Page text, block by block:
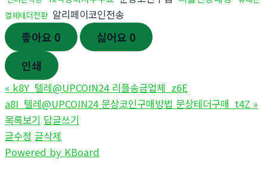
결제테더전환 알리페이코인전송
좋아요 0 싫어요 0
인쇄
« k8Y_텔레@UPCOIN24 리플송금업체_z6E
a8I_텔레@UPCOIN24 문상코인구매방법 문상테더구매_t4Z »
목록보기 답글쓰기
글수정 글삭제
Powered by KBoard